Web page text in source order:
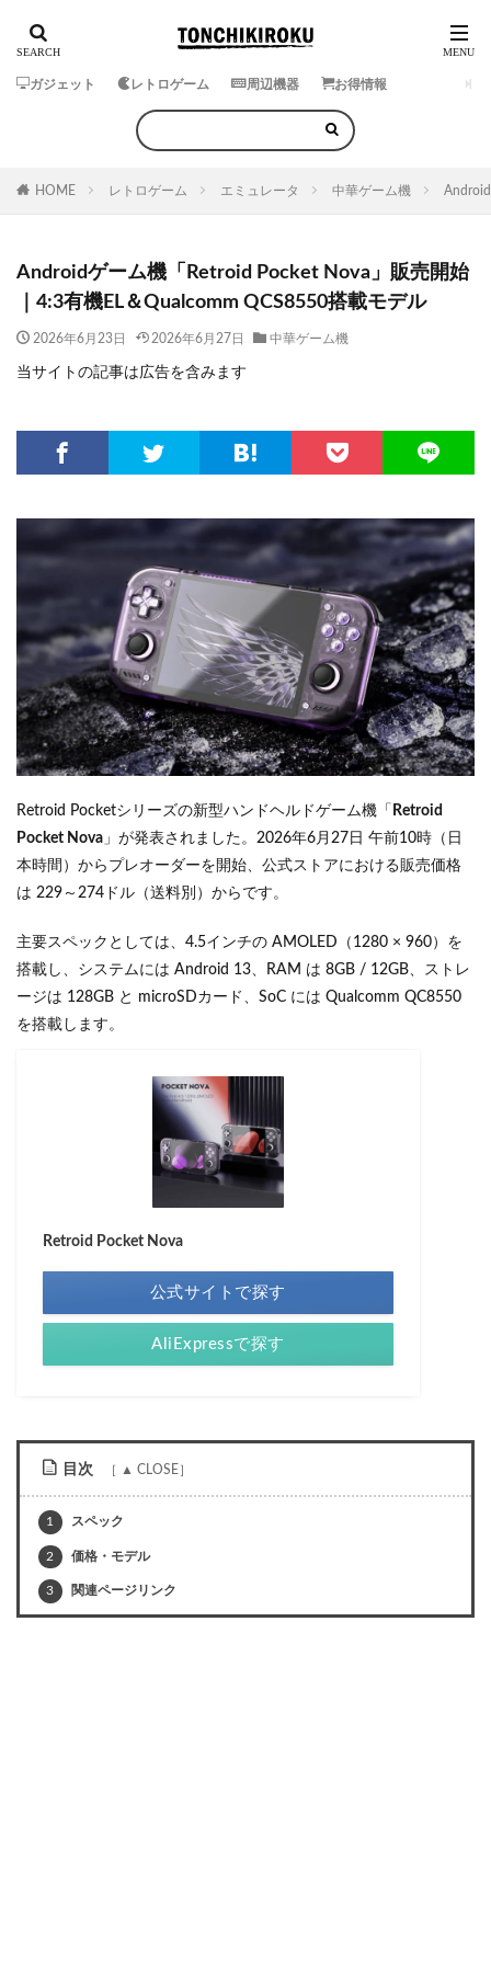
ガジェット レトロゲーム 周辺機器 お得情報
HOME レトロゲーム エミュレータ 中華ゲーム機
Androidゲーム機「Retroid Pocket Nova」販売開始
｜4:3有機EL＆Qualcomm QCS8550搭載モデル
2026年6月23日 2026年6月27日 中華ゲーム機
当サイトの記事は広告を含みます
Retroid Pocketシリーズの新型ハンドヘルドゲーム機「 Retroid
Pocket Nova 」が発表されました。2026年6月27日 午前10時（日
本時間）からプレオーダーを開始、公式ストアにおける販売価格
は 229～274ドル（送料別）からです。
主要スペックとしては、4.5インチの AMOLED（1280 × 960）を
搭載し、システムには Android 13、RAM は 8GB / 12GB、ストレ
ージは 128GB と microSDカード、SoC には Qualcomm QC8550
を搭載します。
Retroid Pocket Nova
公式サイトで探す
AliExpressで探す
目次
1 スペック
2 価格・モデル
3 関連ページリンク